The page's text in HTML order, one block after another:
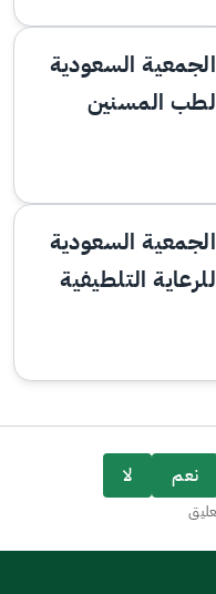
الجمعية السعودية
لطب المسنين
الجمعية السعودية
للرعاية التلطيفية
نعم لا